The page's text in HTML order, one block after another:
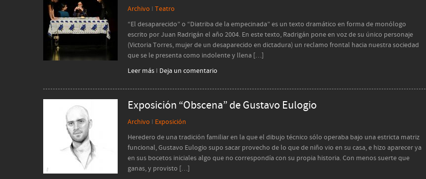
Archivo I Teatro
“El desaparecido” o “Diatriba de la empecinada” es un texto dramático en forma de monólogo
escrito por Juan Radrigán el año 2004. En este texto, Radrigán pone en voz de su único personaje
(Victoria Torres, mujer de un desaparecido en dictadura) un reclamo frontal hacia nuestra sociedad
que se le presenta como indolente y llena […]
Leer más I Deja un comentario
Exposición “Obscena” de Gustavo Eulogio
Archivo I Exposición
Heredero de una tradición familiar en la que el dibujo técnico sólo operaba bajo una estricta matriz
funcional, Gustavo Eulogio supo sacar provecho de lo que de niño vio en su casa, e hizo aparecer ya
en sus bocetos iniciales algo que no correspondía con su propia historia. Con menos suerte que
ganas, y provisto […]